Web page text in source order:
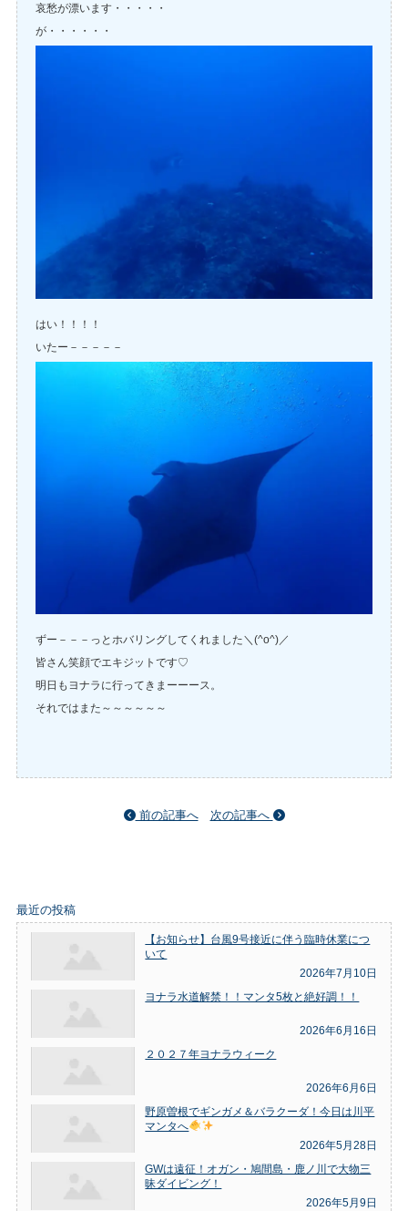
哀愁が漂います・・・・・
が・・・・・・
はい！！！！
いたー－－－－－
ずー－－－っとホバリングしてくれました＼(^o^)／
皆さん笑顔でエキジットです♡
明日もヨナラに行ってきまーーース。
それではまた～～～～～～
前の記事へ 次の記事へ
最近の投稿
【お知らせ】台風9号接近に伴う臨時休業につ
いて
2026年7月10日
ヨナラ水道解禁！！マンタ5枚と絶好調！！
2026年6月16日
２０２７年ヨナラウィーク
2026年6月6日
野原曽根でギンガメ＆バラクーダ！今日は川平
マンタへ
2026年5月28日
GWは遠征！オガン・鳩間島・鹿ノ川で大物三
昧ダイビング！
2026年5月9日